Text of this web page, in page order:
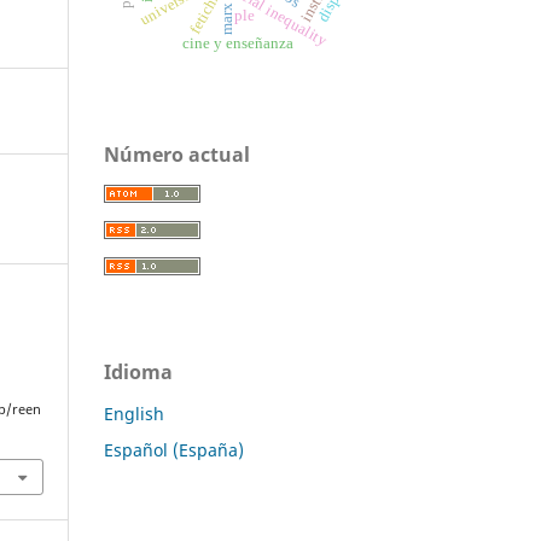
reen
social inequality
marx
cine y enseñanza
ple
Número actual
Idioma
English
Español (España)